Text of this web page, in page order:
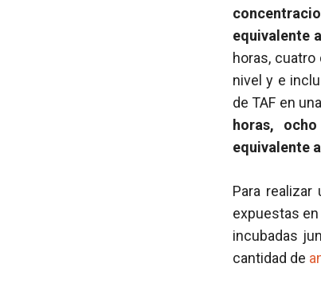
equivalente
horas,
nivel y e
de TAF en
horas,
equivalente
Para
expuestas
incubadas
cantidad de